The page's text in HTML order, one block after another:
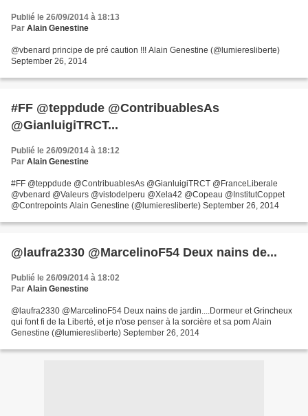
Publié le 26/09/2014 à 18:13
Par Alain Genestine
@vbenard principe de pré caution !!! Alain Genestine (@lumieresliberte)
September 26, 2014
#FF @teppdude @ContribuablesAs
@GianluigiTRCT...
Publié le 26/09/2014 à 18:12
Par Alain Genestine
#FF @teppdude @ContribuablesAs @GianluigiTRCT @FranceLiberale
@vbenard @Valeurs @vistodelperu @Xela42 @Copeau @InstitutCoppet
@Contrepoints Alain Genestine (@lumieresliberte) September 26, 2014
@laufra2330 @MarcelinoF54 Deux nains de...
Publié le 26/09/2014 à 18:02
Par Alain Genestine
@laufra2330 @MarcelinoF54 Deux nains de jardin....Dormeur et Grincheux
qui font fi de la Liberté, et je n'ose penser à la sorcière et sa pom Alain
Genestine (@lumieresliberte) September 26, 2014